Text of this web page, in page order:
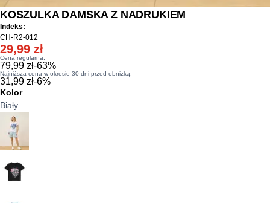
KOSZULKA DAMSKA Z NADRUKIEM
Indeks:
CH-R2-012
29,99 zł
Cena regularna:
79,99 zł-63%
Najniższa cena w okresie 30 dni przed obniżką:
31,99 zł-6%
Kolor
Biały